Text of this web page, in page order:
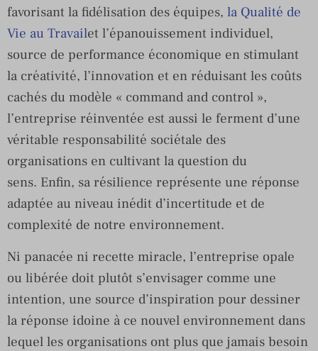
favorisant la fidélisation des équipes, la Qualité de
Vie au Travailet l’épanouissement individuel,
source de performance économique en stimulant
la créativité, l’innovation et en réduisant les coûts
cachés du modèle « command and control »,
l’entreprise réinventée est aussi le ferment d’une
véritable responsabilité sociétale des
organisations en cultivant la question du
sens. Enfin, sa résilience représente une réponse
adaptée au niveau inédit d’incertitude et de
complexité de notre environnement.
Ni panacée ni recette miracle, l’entreprise opale
ou libérée doit plutôt s’envisager comme une
intention, une source d’inspiration pour dessiner
la réponse idoine à ce nouvel environnement dans
lequel les organisations ont plus que jamais besoin